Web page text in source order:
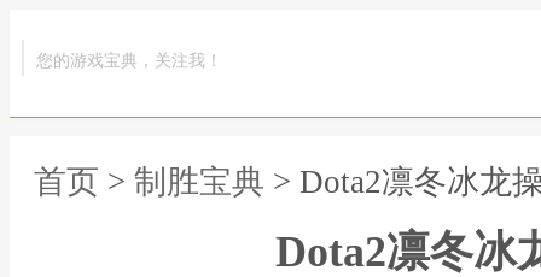
您的游戏宝典，关注我！
首页 > 制胜宝典 > Dota2凛冬冰龙
Dota2凛冬冰